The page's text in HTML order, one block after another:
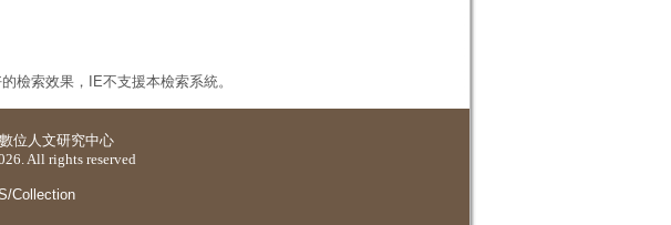
檢索效果，IE不支援本檢索系統。
位人文研究中心
All rights reserved
Collection